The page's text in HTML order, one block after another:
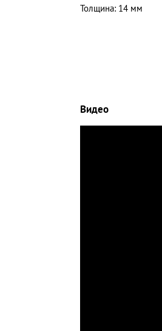
Толщина: 14 мм
Видео